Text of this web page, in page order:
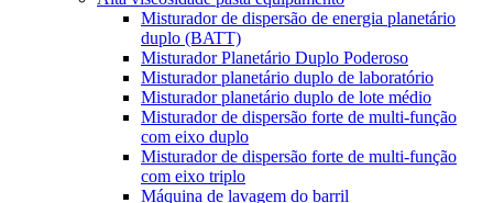
Misturador de dispersão de energia planetário
duplo (BATT)
Misturador Planetário Duplo Poderoso
Misturador planetário duplo de laboratório
Misturador planetário duplo de lote médio
Misturador de dispersão forte de multi-função
com eixo duplo
Misturador de dispersão forte de multi-função
com eixo triplo
Máquina de lavagem do barril